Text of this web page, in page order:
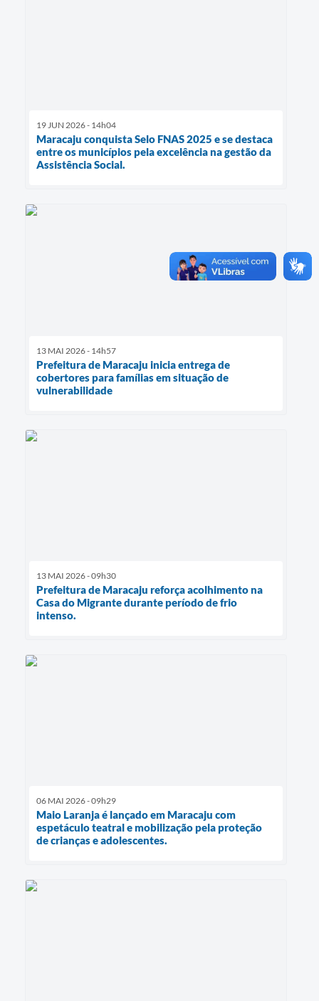
19 JUN 2026 - 14h04
Maracaju conquista Selo FNAS 2025 e se destaca
entre os municípios pela excelência na gestão da
Assistência Social.
13 MAI 2026 - 14h57
Prefeitura de Maracaju inicia entrega de
cobertores para famílias em situação de
vulnerabilidade
13 MAI 2026 - 09h30
Prefeitura de Maracaju reforça acolhimento na
Casa do Migrante durante período de frio
intenso.
06 MAI 2026 - 09h29
Maio Laranja é lançado em Maracaju com
espetáculo teatral e mobilização pela proteção
de crianças e adolescentes.